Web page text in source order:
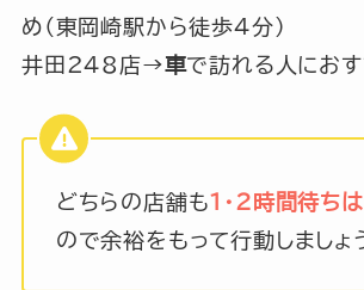
め（東岡崎駅から徒歩4分）
井田248店→車で訪れる人にお
どちらの店舗も1・2時間待ち
ので余裕をもって行動しましょ